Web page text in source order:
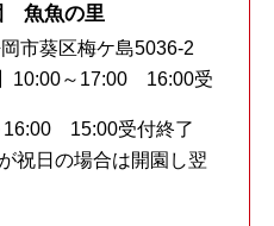
魚魚の里
市葵区梅ケ島5036-2
10:00～17:00 16:00受
16:00 15:00受付終了
祝日の場合は開園し翌